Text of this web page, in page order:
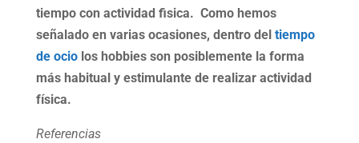
tiempo con actividad fisica. Como hemos
señalado en varias ocasiones, dentro del tiempo
de ociolos hobbies son posiblemente la forma
más habitual y estimulante de realizar actividad
física.
Referencias